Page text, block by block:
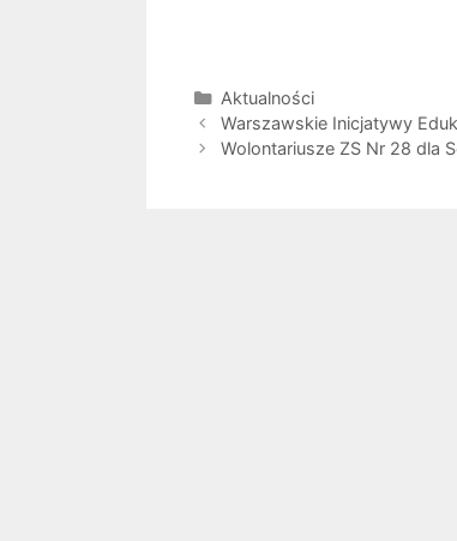
Aktualności
Warszawskie Inicjatywy
Wolontariusze ZS Nr 28 dla